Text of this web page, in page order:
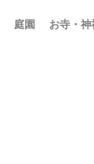
庭園 お寺・神